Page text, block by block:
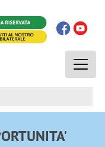
Toggle